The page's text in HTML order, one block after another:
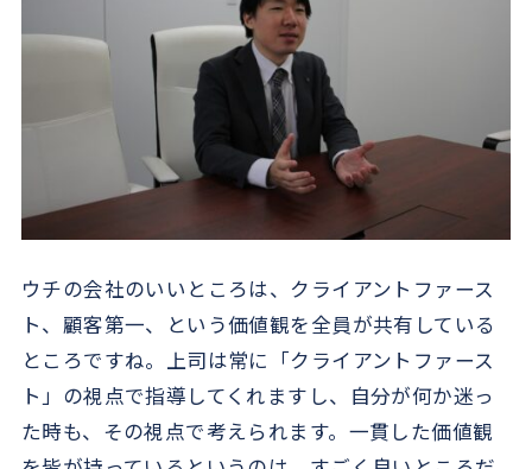
ウチの会社のいいところは、クライアントファース
ト、顧客第一、という価値観を全員が共有している
ところですね。上司は常に「クライアントファース
ト」の視点で指導してくれますし、自分が何か迷っ
た時も、その視点で考えられます。一貫した価値観